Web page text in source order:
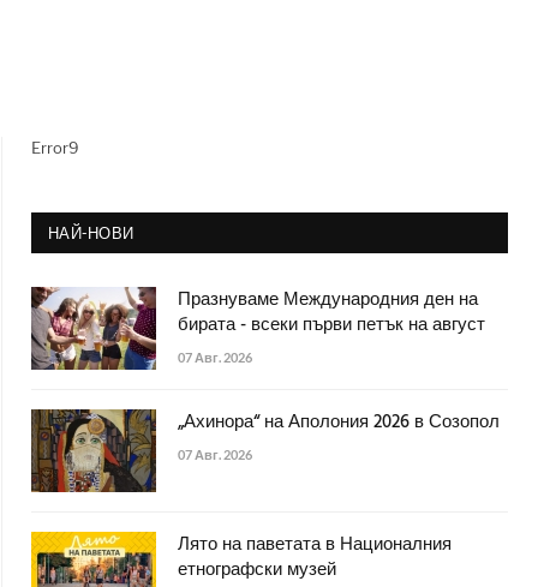
Error9
НАЙ-НОВИ
Празнуваме Международния ден на
бирата - всеки първи петък на август
07 Авг. 2026
„Ахинора“ на Аполония 2026 в Созопол
07 Авг. 2026
Лято на паветата в Националния
етнографски музей